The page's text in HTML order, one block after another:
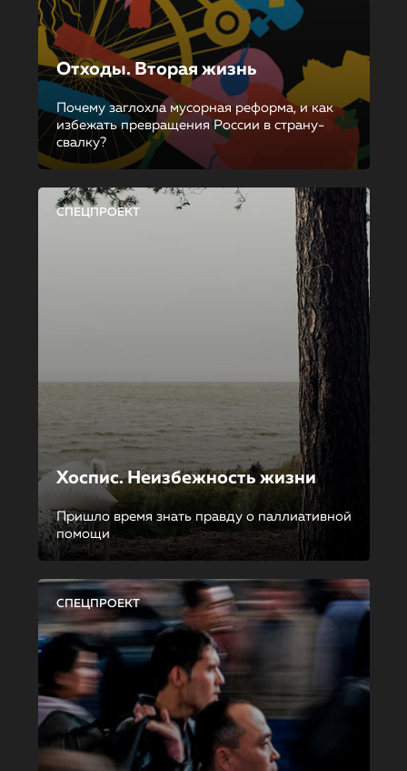
Отходы. Вторая жизнь
Почему заглохла мусорная реформа, и как
избежать превращения России в страну-
свалку?
СПЕЦПРОЕКТ
Хоспис. Неизбежность жизни
Пришло время знать правду о паллиативной
помощи
СПЕЦПРОЕКТ